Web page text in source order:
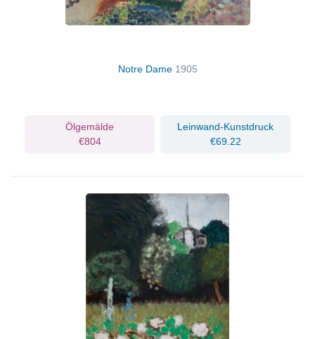
Notre Dame 1905
Ölgemälde
€804
Leinwand-Kunstdruck
€69.22